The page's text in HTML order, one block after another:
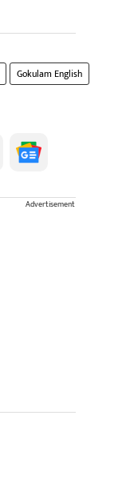
Gokulam English
Advertisement